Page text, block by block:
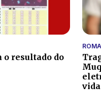
o resultado do
vida